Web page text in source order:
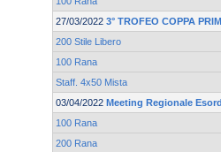
27/03/2022 3° TROFEO COPPA
200 Stile Libero
100 Rana
Staff. 4x50 Mista
03/04/2022 Meeting Regionale
100 Rana
200 Rana